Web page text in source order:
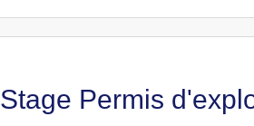
Stage Permis